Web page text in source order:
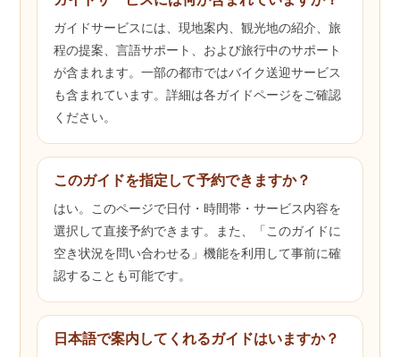
ガイドサービスには、現地案内、観光地の紹介、旅
程の提案、言語サポート、および旅行中のサポート
が含まれます。一部の都市ではバイク送迎サービス
も含まれています。詳細は各ガイドページをご確認
ください。
このガイドを指定して予約できますか？
はい。このページで日付・時間帯・サービス内容を
選択して直接予約できます。また、「このガイドに
空き状況を問い合わせる」機能を利用して事前に確
認することも可能です。
日本語で案内してくれるガイドはいますか？